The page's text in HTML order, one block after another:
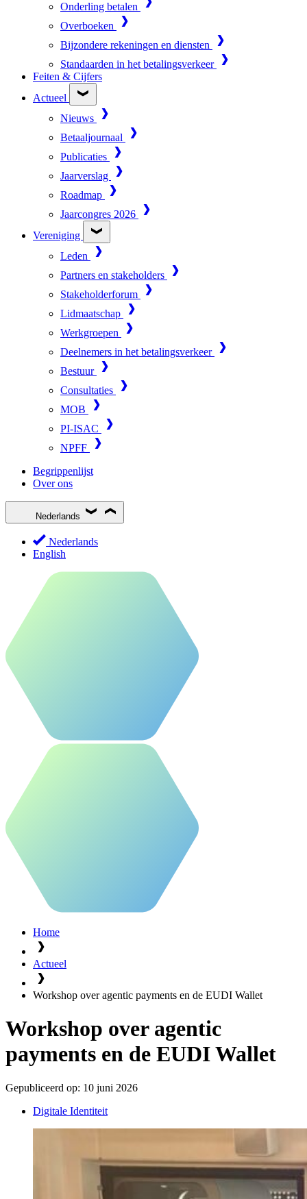
Onderling betalen
Overboeken
Bijzondere rekeningen en diensten
Standaarden in het betalingsverkeer
Feiten & Cijfers
Actueel
Nieuws
Betaaljournaal
Publicaties
Jaarverslag
Roadmap
Jaarcongres 2026
Vereniging
Leden
Partners en stakeholders
Stakeholderforum
Lidmaatschap
Werkgroepen
Deelnemers in het betalingsverkeer
Bestuur
Consultaties
MOB
PI-ISAC
NPFF
Begrippenlijst
Over ons
Nederlands
Nederlands
English
Home
Actueel
Workshop over agentic payments en de EUDI Wallet
Workshop over agentic
payments en de EUDI Wallet
Gepubliceerd op: 10 juni 2026
Digitale Identiteit